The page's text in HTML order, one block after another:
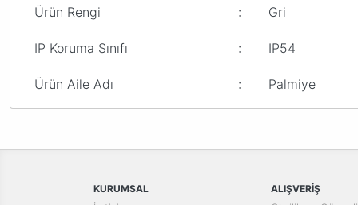
Ürün Rengi : Gri
IP Koruma Sınıfı : IP54
Ürün Aile Adı : Palmiye
KURUMSAL ALIŞVERİŞ